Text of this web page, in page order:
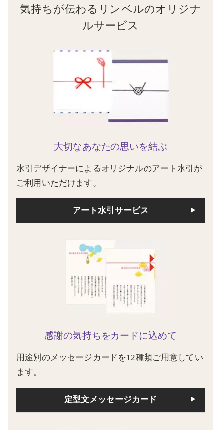
気持ちが伝わるリンベルのオリジナ
ルサービス
大切なあなたの思いを結ぶ
水引デザイナーによるオリジナルのアート水引が
ご利用いただけます。
アート水引サービス
感謝の気持ちをカードに込めて
用途別のメッセージカードを12種類ご用意してい
ます。
定型文メッセージカード